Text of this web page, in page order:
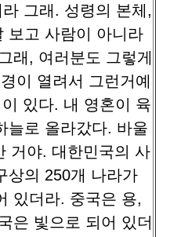
그래. 성령의 본체,
보고 사람이 아니라
래, 여러분도 그렇게
이 열려서 그런거예
있다. 내 영혼이 육
늘로 올라갔다. 바울
거야. 대한민국의 사
상의 250개 나라가
있더라. 중국은 용,
은 빛으로 되어 있더